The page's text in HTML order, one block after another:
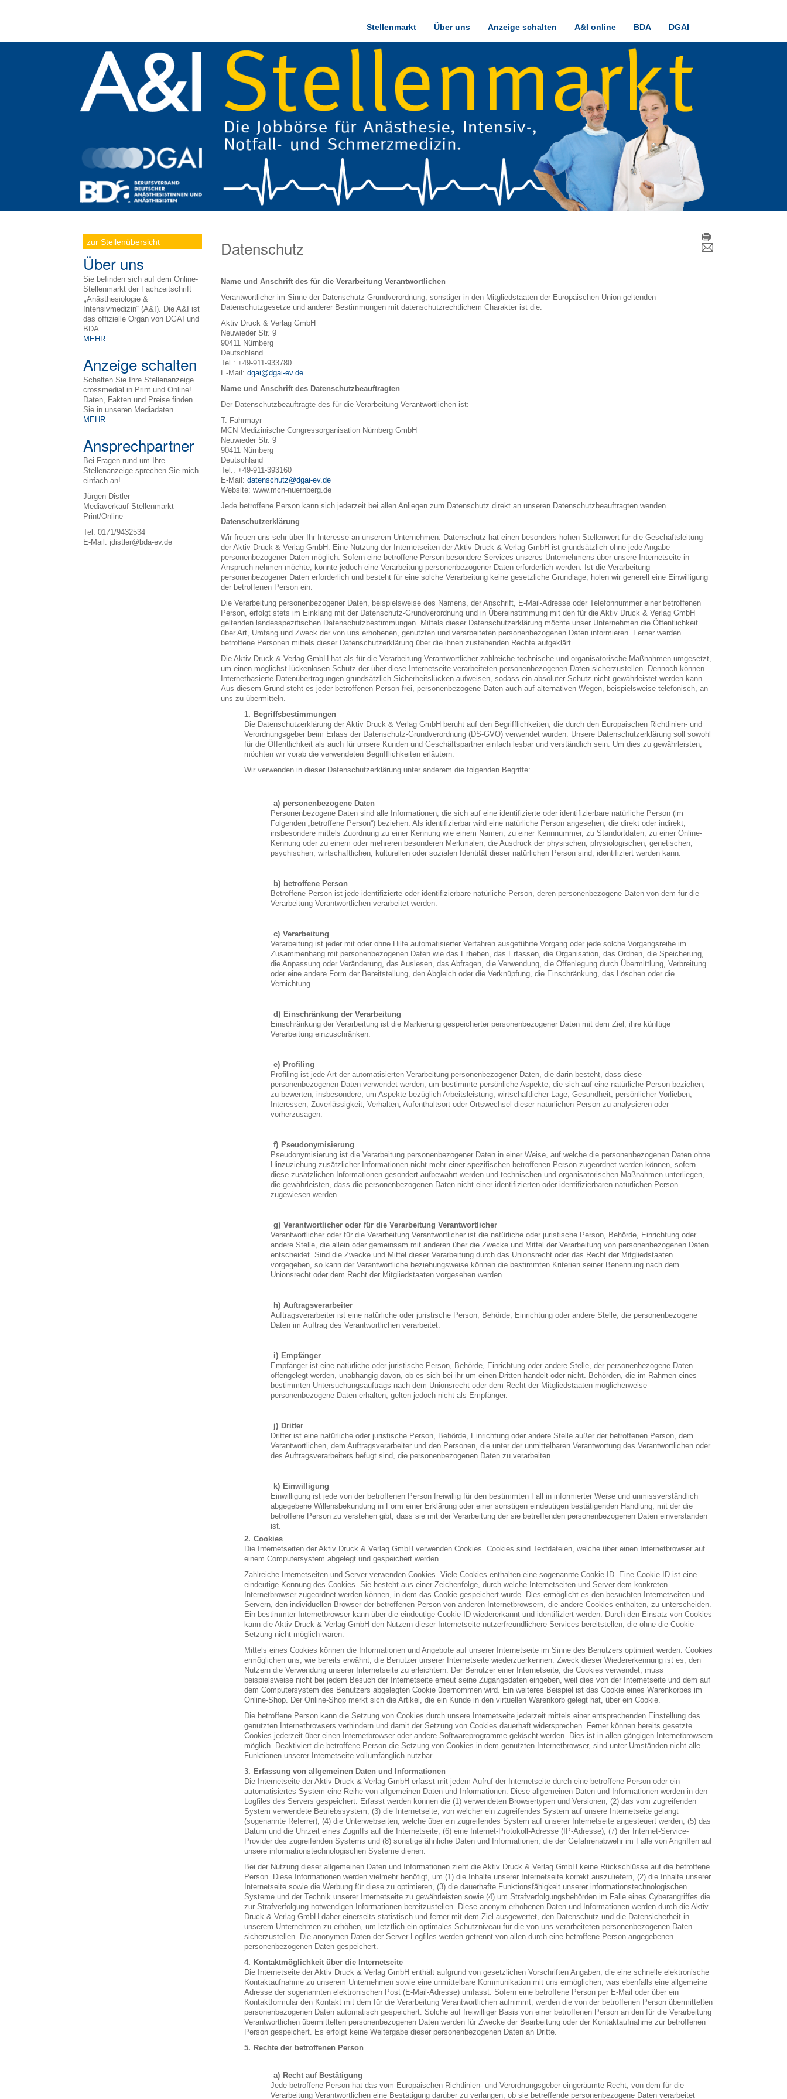
Stellenmarkt Über uns Anzeige schalten A&I online BDA DGAI
Datenschutz E-Mail
Name und Anschrift des für die Verarbeitung Verantwortlichen
Verantwortlicher im Sinne der Datenschutz-Grundverordnung, sonstiger in den Mitgliedstaaten der Europäischen Union geltenden
Datenschutzgesetze und anderer Bestimmungen mit datenschutzrechtlichem Charakter ist die:
Aktiv Druck & Verlag GmbH
Neuwieder Str. 9
90411 Nürnberg
Deutschland
Tel.: +49-911-933780
E-Mail: dgai@dgai-ev.de
Name und Anschrift des Datenschutzbeauftragten
Der Datenschutzbeauftragte des für die Verarbeitung Verantwortlichen ist:
T. Fahrmayr
MCN Medizinische Congressorganisation Nürnberg GmbH
Neuwieder Str. 9
90411 Nürnberg
Deutschland
Tel.: +49-911-393160
E-Mail: datenschutz@dgai-ev.de
Website: www.mcn-nuernberg.de
Jede betroffene Person kann sich jederzeit bei allen Anliegen zum Datenschutz direkt an unseren Datenschutzbeauftragten wenden.
Datenschutzerklärung
Wir freuen uns sehr über Ihr Interesse an unserem Unternehmen. Datenschutz hat einen besonders hohen Stellenwert für die Geschäftsleitung
der Aktiv Druck & Verlag GmbH. Eine Nutzung der Internetseiten der Aktiv Druck & Verlag GmbH ist grundsätzlich ohne jede Angabe
personenbezogener Daten möglich. Sofern eine betroffene Person besondere Services unseres Unternehmens über unsere Internetseite in
Anspruch nehmen möchte, könnte jedoch eine Verarbeitung personenbezogener Daten erforderlich werden. Ist die Verarbeitung
personenbezogener Daten erforderlich und besteht für eine solche Verarbeitung keine gesetzliche Grundlage, holen wir generell eine Einwilligung
der betroffenen Person ein.
Die Verarbeitung personenbezogener Daten, beispielsweise des Namens, der Anschrift, E-Mail-Adresse oder Telefonnummer einer betroffenen
Person, erfolgt stets im Einklang mit der Datenschutz-Grundverordnung und in Übereinstimmung mit den für die Aktiv Druck & Verlag GmbH
geltenden landesspezifischen Datenschutzbestimmungen. Mittels dieser Datenschutzerklärung möchte unser Unternehmen die Öffentlichkeit
über Art, Umfang und Zweck der von uns erhobenen, genutzten und verarbeiteten personenbezogenen Daten informieren. Ferner werden
betroffene Personen mittels dieser Datenschutzerklärung über die ihnen zustehenden Rechte aufgeklärt.
Die Aktiv Druck & Verlag GmbH hat als für die Verarbeitung Verantwortlicher zahlreiche technische und organisatorische Maßnahmen umgesetzt,
um einen möglichst lückenlosen Schutz der über diese Internetseite verarbeiteten personenbezogenen Daten sicherzustellen. Dennoch können
Internetbasierte Datenübertragungen grundsätzlich Sicherheitslücken aufweisen, sodass ein absoluter Schutz nicht gewährleistet werden kann.
Aus diesem Grund steht es jeder betroffenen Person frei, personenbezogene Daten auch auf alternativen Wegen, beispielsweise telefonisch, an
uns zu übermitteln.
Begriffsbestimmungen
Die Datenschutzerklärung der Aktiv Druck & Verlag GmbH beruht auf den Begrifflichkeiten, die durch den Europäischen Richtlinien- und
Verordnungsgeber beim Erlass der Datenschutz-Grundverordnung (DS-GVO) verwendet wurden. Unsere Datenschutzerklärung soll sowohl
für die Öffentlichkeit als auch für unsere Kunden und Geschäftspartner einfach lesbar und verständlich sein. Um dies zu gewährleisten,
möchten wir vorab die verwendeten Begrifflichkeiten erläutern.
Wir verwenden in dieser Datenschutzerklärung unter anderem die folgenden Begriffe:
personenbezogene Daten
Personenbezogene Daten sind alle Informationen, die sich auf eine identifizierte oder identifizierbare natürliche Person (im
Folgenden „betroffene Person“) beziehen. Als identifizierbar wird eine natürliche Person angesehen, die direkt oder indirekt,
insbesondere mittels Zuordnung zu einer Kennung wie einem Namen, zu einer Kennnummer, zu Standortdaten, zu einer Online-
Kennung oder zu einem oder mehreren besonderen Merkmalen, die Ausdruck der physischen, physiologischen, genetischen,
psychischen, wirtschaftlichen, kulturellen oder sozialen Identität dieser natürlichen Person sind, identifiziert werden kann.
betroffene Person
Betroffene Person ist jede identifizierte oder identifizierbare natürliche Person, deren personenbezogene Daten von dem für die
Verarbeitung Verantwortlichen verarbeitet werden.
Verarbeitung
Verarbeitung ist jeder mit oder ohne Hilfe automatisierter Verfahren ausgeführte Vorgang oder jede solche Vorgangsreihe im
Zusammenhang mit personenbezogenen Daten wie das Erheben, das Erfassen, die Organisation, das Ordnen, die Speicherung,
die Anpassung oder Veränderung, das Auslesen, das Abfragen, die Verwendung, die Offenlegung durch Übermittlung, Verbreitung
oder eine andere Form der Bereitstellung, den Abgleich oder die Verknüpfung, die Einschränkung, das Löschen oder die
Vernichtung.
Einschränkung der Verarbeitung
Einschränkung der Verarbeitung ist die Markierung gespeicherter personenbezogener Daten mit dem Ziel, ihre künftige
Verarbeitung einzuschränken.
Profiling
Profiling ist jede Art der automatisierten Verarbeitung personenbezogener Daten, die darin besteht, dass diese
personenbezogenen Daten verwendet werden, um bestimmte persönliche Aspekte, die sich auf eine natürliche Person beziehen,
zu bewerten, insbesondere, um Aspekte bezüglich Arbeitsleistung, wirtschaftlicher Lage, Gesundheit, persönlicher Vorlieben,
Interessen, Zuverlässigkeit, Verhalten, Aufenthaltsort oder Ortswechsel dieser natürlichen Person zu analysieren oder
vorherzusagen.
Pseudonymisierung
Pseudonymisierung ist die Verarbeitung personenbezogener Daten in einer Weise, auf welche die personenbezogenen Daten ohne
Hinzuziehung zusätzlicher Informationen nicht mehr einer spezifischen betroffenen Person zugeordnet werden können, sofern
diese zusätzlichen Informationen gesondert aufbewahrt werden und technischen und organisatorischen Maßnahmen unterliegen,
die gewährleisten, dass die personenbezogenen Daten nicht einer identifizierten oder identifizierbaren natürlichen Person
zugewiesen werden.
Verantwortlicher oder für die Verarbeitung Verantwortlicher
Verantwortlicher oder für die Verarbeitung Verantwortlicher ist die natürliche oder juristische Person, Behörde, Einrichtung oder
andere Stelle, die allein oder gemeinsam mit anderen über die Zwecke und Mittel der Verarbeitung von personenbezogenen Daten
entscheidet. Sind die Zwecke und Mittel dieser Verarbeitung durch das Unionsrecht oder das Recht der Mitgliedstaaten
vorgegeben, so kann der Verantwortliche beziehungsweise können die bestimmten Kriterien seiner Benennung nach dem
Unionsrecht oder dem Recht der Mitgliedstaaten vorgesehen werden.
Auftragsverarbeiter
Auftragsverarbeiter ist eine natürliche oder juristische Person, Behörde, Einrichtung oder andere Stelle, die personenbezogene
Daten im Auftrag des Verantwortlichen verarbeitet.
Empfänger
Empfänger ist eine natürliche oder juristische Person, Behörde, Einrichtung oder andere Stelle, der personenbezogene Daten
offengelegt werden, unabhängig davon, ob es sich bei ihr um einen Dritten handelt oder nicht. Behörden, die im Rahmen eines
bestimmten Untersuchungsauftrags nach dem Unionsrecht oder dem Recht der Mitgliedstaaten möglicherweise
personenbezogene Daten erhalten, gelten jedoch nicht als Empfänger.
Dritter
Dritter ist eine natürliche oder juristische Person, Behörde, Einrichtung oder andere Stelle außer der betroffenen Person, dem
Verantwortlichen, dem Auftragsverarbeiter und den Personen, die unter der unmittelbaren Verantwortung des Verantwortlichen oder
des Auftragsverarbeiters befugt sind, die personenbezogenen Daten zu verarbeiten.
Einwilligung
Einwilligung ist jede von der betroffenen Person freiwillig für den bestimmten Fall in informierter Weise und unmissverständlich
abgegebene Willensbekundung in Form einer Erklärung oder einer sonstigen eindeutigen bestätigenden Handlung, mit der die
betroffene Person zu verstehen gibt, dass sie mit der Verarbeitung der sie betreffenden personenbezogenen Daten einverstanden
ist.
Cookies
Die Internetseiten der Aktiv Druck & Verlag GmbH verwenden Cookies. Cookies sind Textdateien, welche über einen Internetbrowser auf
einem Computersystem abgelegt und gespeichert werden.
Zahlreiche Internetseiten und Server verwenden Cookies. Viele Cookies enthalten eine sogenannte Cookie-ID. Eine Cookie-ID ist eine
eindeutige Kennung des Cookies. Sie besteht aus einer Zeichenfolge, durch welche Internetseiten und Server dem konkreten
Internetbrowser zugeordnet werden können, in dem das Cookie gespeichert wurde. Dies ermöglicht es den besuchten Internetseiten und
Servern, den individuellen Browser der betroffenen Person von anderen Internetbrowsern, die andere Cookies enthalten, zu unterscheiden.
Ein bestimmter Internetbrowser kann über die eindeutige Cookie-ID wiedererkannt und identifiziert werden. Durch den Einsatz von Cookies
kann die Aktiv Druck & Verlag GmbH den Nutzern dieser Internetseite nutzerfreundlichere Services bereitstellen, die ohne die Cookie-
Setzung nicht möglich wären.
Mittels eines Cookies können die Informationen und Angebote auf unserer Internetseite im Sinne des Benutzers optimiert werden. Cookies
ermöglichen uns, wie bereits erwähnt, die Benutzer unserer Internetseite wiederzuerkennen. Zweck dieser Wiedererkennung ist es, den
Nutzern die Verwendung unserer Internetseite zu erleichtern. Der Benutzer einer Internetseite, die Cookies verwendet, muss
beispielsweise nicht bei jedem Besuch der Internetseite erneut seine Zugangsdaten eingeben, weil dies von der Internetseite und dem auf
dem Computersystem des Benutzers abgelegten Cookie übernommen wird. Ein weiteres Beispiel ist das Cookie eines Warenkorbes im
Online-Shop. Der Online-Shop merkt sich die Artikel, die ein Kunde in den virtuellen Warenkorb gelegt hat, über ein Cookie.
Die betroffene Person kann die Setzung von Cookies durch unsere Internetseite jederzeit mittels einer entsprechenden Einstellung des
genutzten Internetbrowsers verhindern und damit der Setzung von Cookies dauerhaft widersprechen. Ferner können bereits gesetzte
Cookies jederzeit über einen Internetbrowser oder andere Softwareprogramme gelöscht werden. Dies ist in allen gängigen Internetbrowsern
möglich. Deaktiviert die betroffene Person die Setzung von Cookies in dem genutzten Internetbrowser, sind unter Umständen nicht alle
Funktionen unserer Internetseite vollumfänglich nutzbar.
Erfassung von allgemeinen Daten und Informationen
Die Internetseite der Aktiv Druck & Verlag GmbH erfasst mit jedem Aufruf der Internetseite durch eine betroffene Person oder ein
automatisiertes System eine Reihe von allgemeinen Daten und Informationen. Diese allgemeinen Daten und Informationen werden in den
Logfiles des Servers gespeichert. Erfasst werden können die (1) verwendeten Browsertypen und Versionen, (2) das vom zugreifenden
System verwendete Betriebssystem, (3) die Internetseite, von welcher ein zugreifendes System auf unsere Internetseite gelangt
(sogenannte Referrer), (4) die Unterwebseiten, welche über ein zugreifendes System auf unserer Internetseite angesteuert werden, (5) das
Datum und die Uhrzeit eines Zugriffs auf die Internetseite, (6) eine Internet-Protokoll-Adresse (IP-Adresse), (7) der Internet-Service-
Provider des zugreifenden Systems und (8) sonstige ähnliche Daten und Informationen, die der Gefahrenabwehr im Falle von Angriffen auf
unsere informationstechnologischen Systeme dienen.
Bei der Nutzung dieser allgemeinen Daten und Informationen zieht die Aktiv Druck & Verlag GmbH keine Rückschlüsse auf die betroffene
Person. Diese Informationen werden vielmehr benötigt, um (1) die Inhalte unserer Internetseite korrekt auszuliefern, (2) die Inhalte unserer
Internetseite sowie die Werbung für diese zu optimieren, (3) die dauerhafte Funktionsfähigkeit unserer informationstechnologischen
Systeme und der Technik unserer Internetseite zu gewährleisten sowie (4) um Strafverfolgungsbehörden im Falle eines Cyberangriffes die
zur Strafverfolgung notwendigen Informationen bereitzustellen. Diese anonym erhobenen Daten und Informationen werden durch die Aktiv
Druck & Verlag GmbH daher einerseits statistisch und ferner mit dem Ziel ausgewertet, den Datenschutz und die Datensicherheit in
unserem Unternehmen zu erhöhen, um letztlich ein optimales Schutzniveau für die von uns verarbeiteten personenbezogenen Daten
sicherzustellen. Die anonymen Daten der Server-Logfiles werden getrennt von allen durch eine betroffene Person angegebenen
personenbezogenen Daten gespeichert.
Kontaktmöglichkeit über die Internetseite
Die Internetseite der Aktiv Druck & Verlag GmbH enthält aufgrund von gesetzlichen Vorschriften Angaben, die eine schnelle elektronische
Kontaktaufnahme zu unserem Unternehmen sowie eine unmittelbare Kommunikation mit uns ermöglichen, was ebenfalls eine allgemeine
Adresse der sogenannten elektronischen Post (E-Mail-Adresse) umfasst. Sofern eine betroffene Person per E-Mail oder über ein
Kontaktformular den Kontakt mit dem für die Verarbeitung Verantwortlichen aufnimmt, werden die von der betroffenen Person übermittelten
personenbezogenen Daten automatisch gespeichert. Solche auf freiwilliger Basis von einer betroffenen Person an den für die Verarbeitung
Verantwortlichen übermittelten personenbezogenen Daten werden für Zwecke der Bearbeitung oder der Kontaktaufnahme zur betroffenen
Person gespeichert. Es erfolgt keine Weitergabe dieser personenbezogenen Daten an Dritte.
Rechte der betroffenen Person
Recht auf Bestätigung
Jede betroffene Person hat das vom Europäischen Richtlinien- und Verordnungsgeber eingeräumte Recht, von dem für die
Verarbeitung Verantwortlichen eine Bestätigung darüber zu verlangen, ob sie betreffende personenbezogene Daten verarbeitet
zur Stellenübersicht
Über uns
Sie befinden sich auf dem Online-
Stellenmarkt der Fachzeitschrift
„Anästhesiologie &
Intensivmedizin“ (A&I). Die A&I ist
das offizielle Organ von DGAI und
BDA.
MEHR...
Anzeige schalten
Schalten Sie Ihre Stellenanzeige
crossmedial in Print und Online!
Daten, Fakten und Preise finden
Sie in unseren Mediadaten.
MEHR...
Ansprechpartner
Bei Fragen rund um Ihre
Stellenanzeige sprechen Sie mich
einfach an!
Jürgen Distler
Mediaverkauf Stellenmarkt
Print/Online
Tel. 0171/9432534
E-Mail: jdistler@bda-ev.de